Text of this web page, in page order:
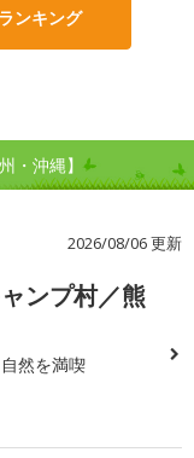
ンキング
・沖縄】
2026/08/06 更新
ンプ村／熊
然を満喫